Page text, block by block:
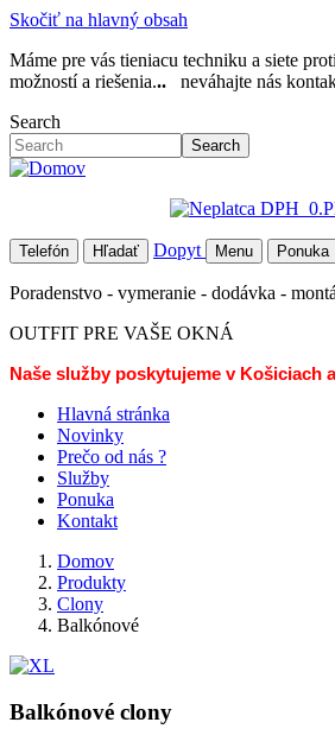
Skočiť na hlavný obsah
Máme pre vás tieniacu techniku a siete
možností a riešenia...
neváhajte nás
Search
Search
Telefón Hľadať Dopyt Menu Ponuka
Poradenstvo - vymeranie - dodávka -
OUTFIT PRE VAŠE OKNÁ
Naše služby poskytujeme v Košiciach
Hlavná stránka
Novinky
Prečo od nás ?
Služby
Ponuka
Kontakt
Domov
Produkty
Clony
Balkónové
Balkónové clony